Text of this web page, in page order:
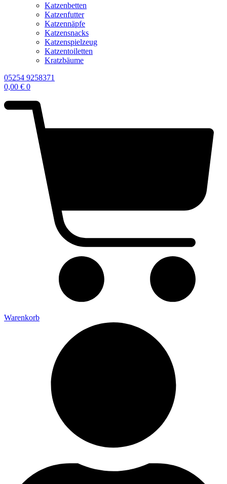
Katzenbetten
Katzenfutter
Katzennäpfe
Katzensnacks
Katzenspielzeug
Katzentoiletten
Kratzbäume
05254 9258371
0,00 € 0
Warenkorb